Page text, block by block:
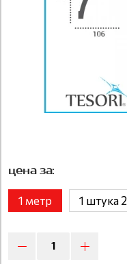
цена за:
1 метр 1 штука